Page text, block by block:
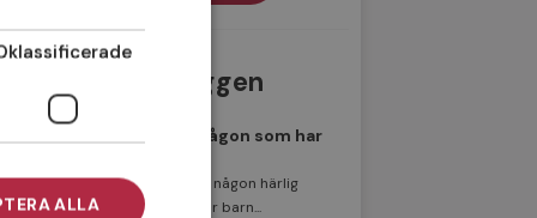
Populäraste inläggen
Att träffa någon som har
Har du träffat någon härlig
singel som har barn...
ALLA